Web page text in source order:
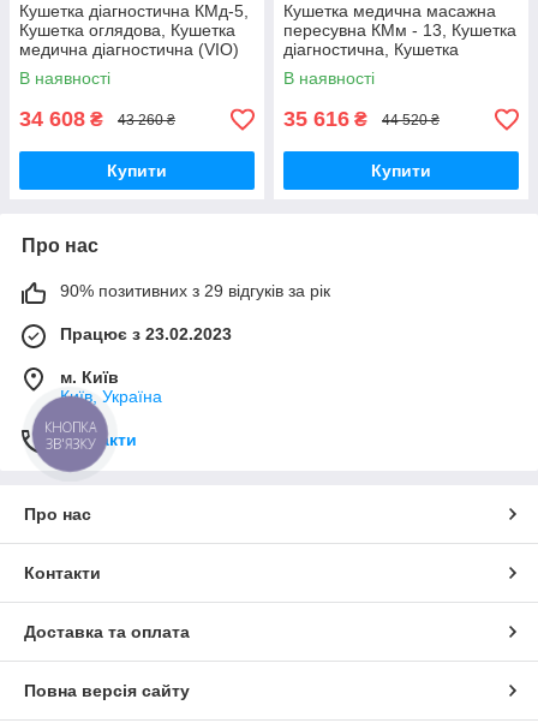
Кушетка діагностична КМд-5,
Кушетка оглядова, Кушетка
медична діагностична (VIO)
В наявності
34 608 ₴ 43 260 ₴
Купити
Кушетка медична масажна
пересувна КМм - 13, Кушетка
діагностична, Кушетка
оглядова (VIO)
В наявності
35 616 ₴ 44 520 ₴
Купити
Про нас
90% позитивних з 29 відгуків за рік
Працює з 23.02.2023
м. Київ
Київ, Україна
Контакти
Про нас
Контакти
Доставка та оплата
Повна версія сайту
КНОПКА
ЗВ'ЯЗКУ